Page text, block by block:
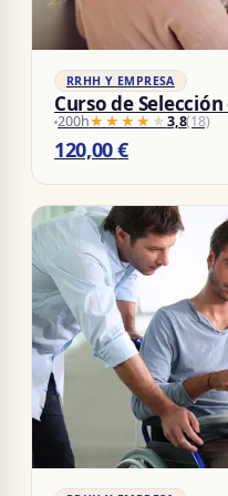
RRHH Y EMPRESA
Curso de
200h★★★★★
★★★★★3,8(18)
120,00€